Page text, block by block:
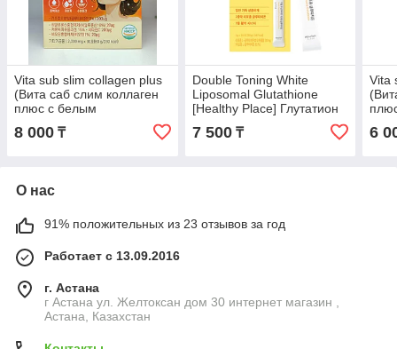
Vita sub slim collagen plus
(Вита саб слим коллаген
плюс с белым
глутатионом) white
glutathione 30шт
8 000 ₸
Double Toning White
Liposomal Glutathione
[Healthy Place] Глутатион
липосомный в стиках 30
штук
7 500₸
Vita
6
О нас
91% положительных из 23 отзывов за год
Работает с 13.09.2016
г. Астана
г Астана ул. Желтоксан дом 30 интернет магазин ,
Астана, Казахстан